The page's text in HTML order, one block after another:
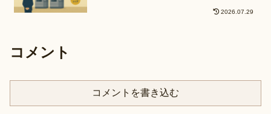
2026.07.29
コメント
コメントを書き込む